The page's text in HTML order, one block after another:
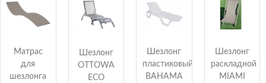
Матрас
для
шезлонга
Шезлонг
OTTOWA
ECO
Шезлонг
пластиковый
BAHAMA
Шезлонг
раскладной
MIAMI